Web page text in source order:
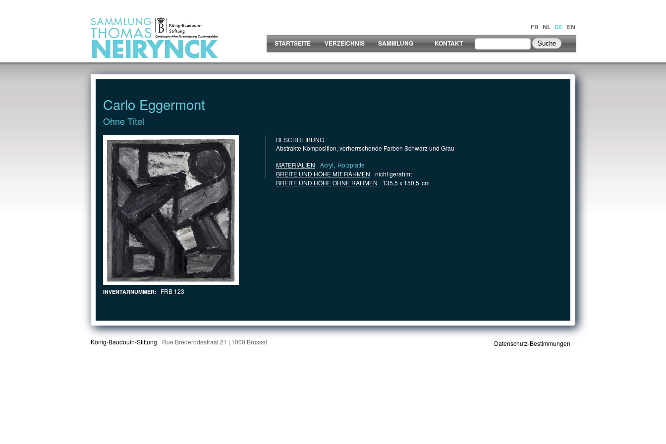
FR NL DE EN
STARTSEITE
VERZEICHNIS SAMMLUNG KONTAKT
Carlo Eggermont
Ohne Titel
INVENTARNUMMER: FRB 123
BESCHREIBUNG
Abstrakte Komposition, vorherrschende Farben Schwarz und Grau
MATERIALIEN
Acryl, Holzplatte
BREITE UND HÖHE MIT RAHMEN
nicht gerahmt
BREITE UND HÖHE OHNE RAHMEN
135,5 x 150,5 cm
König-Baudouin-Stiftung Rue Brederodestraat 21 | 1000 Brüssel Datenschutz-Bestimmungen